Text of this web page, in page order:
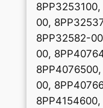
00,
8PP32582-
00,
00,